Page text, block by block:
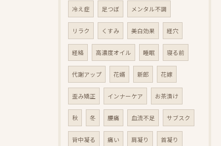
冷え症 足つぼ メンタル不調
リラク くすみ 美白効果 経穴
経絡 高濃度オイル 睡眠 寝る前
代謝アップ 花婿 新郎 花嫁
歪み矯正 インナーケア お茶漬け
秋 冬 腰痛 血流不足 サブスク
背中凝る 痛い 肩凝り 首凝り